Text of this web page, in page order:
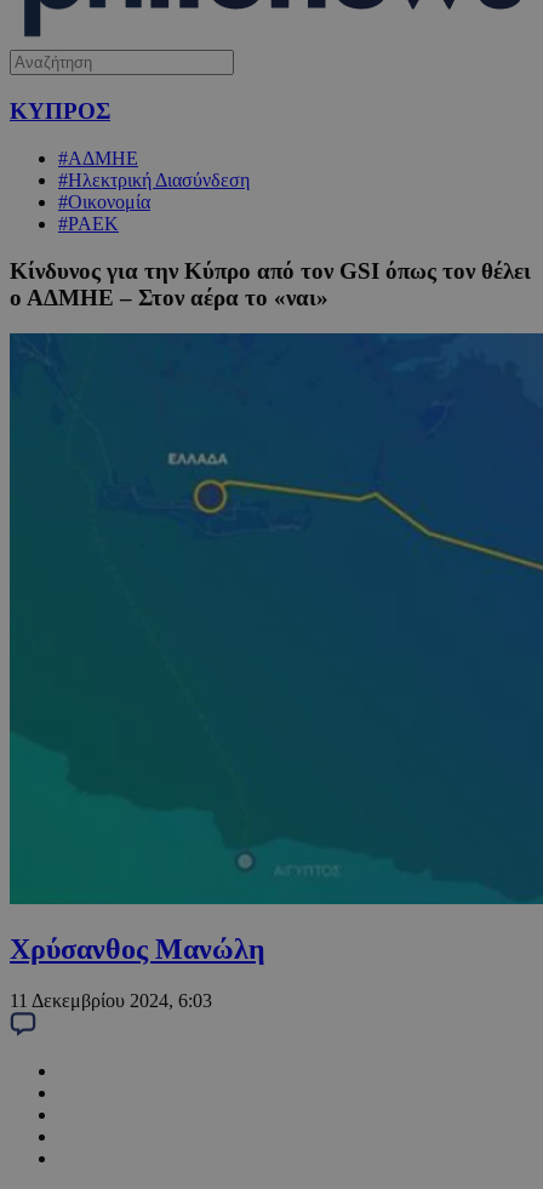
ΚΥΠΡΟΣ
#ΑΔΜΗΕ
#Ηλεκτρική Διασύνδεση
#Οικονομία
#ΡΑΕΚ
Κίνδυνος για την Κύπρο από τον GSI όπως τον θέλει
ο ΑΔΜΗΕ – Στον αέρα το «ναι»
Χρύσανθος Μανώλη
11 Δεκεμβρίου 2024, 6:03